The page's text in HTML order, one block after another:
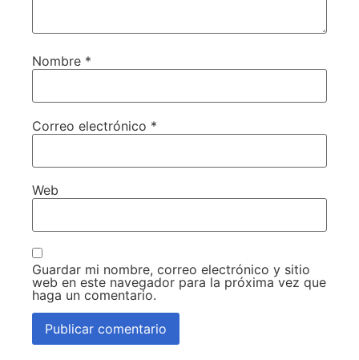
Nombre *
Correo electrónico *
Web
Guardar mi nombre, correo electrónico y sitio
web en este navegador para la próxima vez que
haga un comentario.